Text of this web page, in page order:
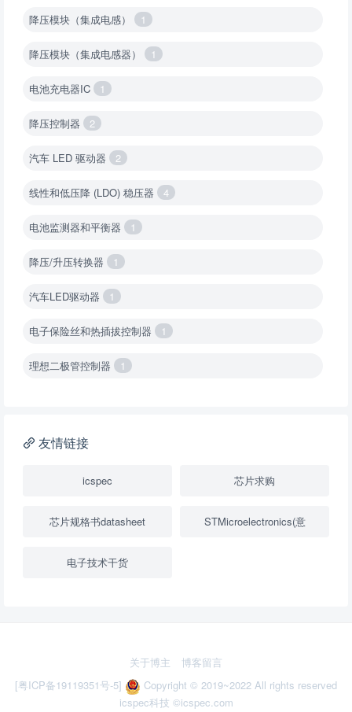
降压模块（集成电感） 1
降压模块（集成电感器） 1
电池充电器IC 1
降压控制器 2
汽车 LED 驱动器 2
线性和低压降 (LDO) 稳压器 4
电池监测器和平衡器 1
降压/升压转换器 1
汽车LED驱动器 1
电子保险丝和热插拔控制器 1
理想二极管控制器 1
降压转换器（继承开关）
USB隔离器 1
2
友情链接
icspec 芯片求购
芯片规格书datasheet STMicroelectronics(意
电子技术干货
关于博主
博客留言
[粤ICP备19119351号-5]
Copyright © 2019~2022 All rights reserved
icspec科技 ©icspec.com